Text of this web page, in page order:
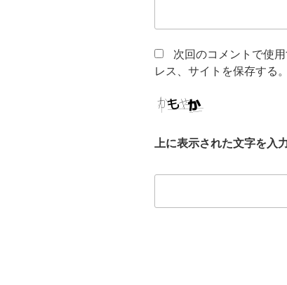
次回のコメントで使
レス、サイトを保存する。
上に表示された文字を入